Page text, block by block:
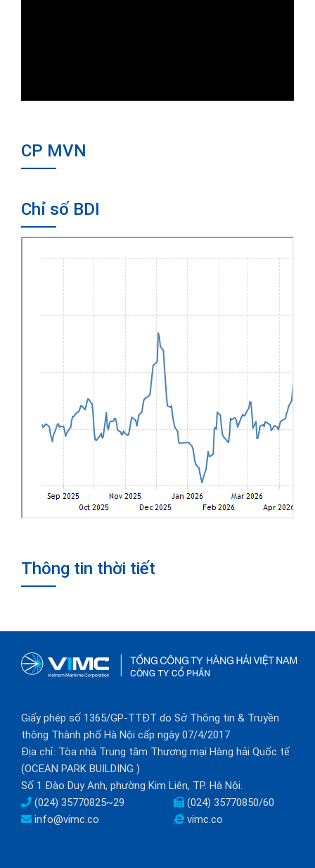
CP MVN
Chỉ số BDI
Thông tin thời tiết
Giấy phép số 1365/GP-TTĐT do Sở Thông tin & Truyền
thông Thành phố Hà Nội cấp ngày 07/4/2017
Địa chỉ: Tòa nhà Trung tâm Thương mại Hàng hải Quốc tế
(OCEAN PARK BUILDING )
Số 1 Đào Duy Anh, phường Kim Liên, TP. Hà Nội.
(024) 35770825~29
(024) 35770850/60
info@vimc.co
vimc.co